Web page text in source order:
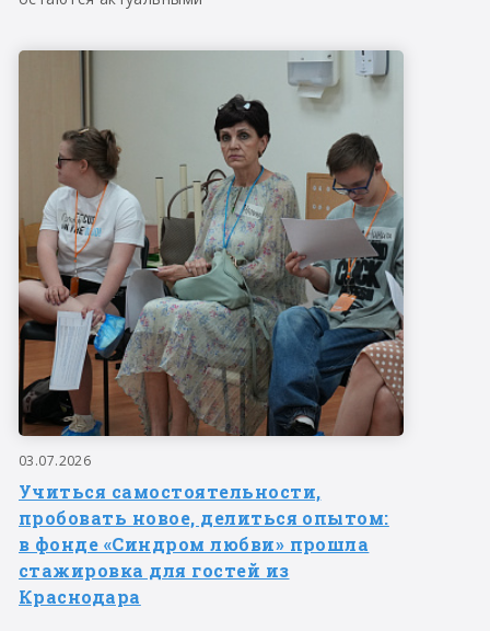
03.07.2026
Учиться самостоятельности,
пробовать новое, делиться опытом:
в фонде «Синдром любви» прошла
стажировка для гостей из
Краснодара